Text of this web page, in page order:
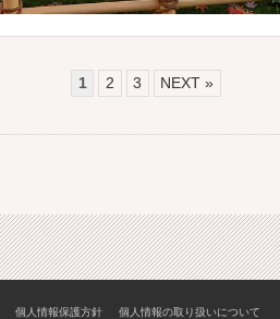
1 2 3 NEXT »
個人情報保護方針 個人情報の取り扱いについて